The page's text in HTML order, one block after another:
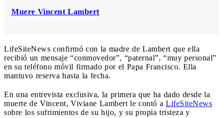
Muere Vincent Lambert
LifeSiteNews confirmó con la madre de Lambert que ella
recibió un mensaje “conmovedor”, “paternal”, “muy personal”
en su teléfono móvil firmado por el Papa Francisco. Ella
mantuvo reserva hasta la fecha.
En una entrevista exclusiva, la primera que ha dado desde la
muerte de Vincent, Viviane Lambert le contó a LifeSiteNews
sobre los sufrimientos de su hijo, y su propia tristeza y